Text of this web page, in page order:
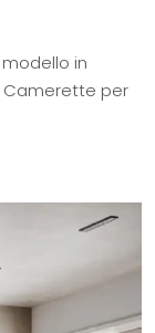
in
Camerette per